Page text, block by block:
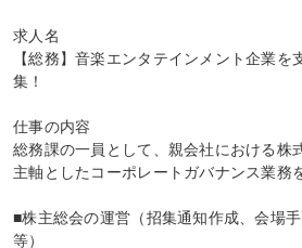
求人名
【総務】音楽エンタテインメント企業を
集！
仕事の内容
総務課の一員として、親会社における株
主軸としたコーポレートガバナンス業務
■株主総会の運営（招集通知作成、会場
等）